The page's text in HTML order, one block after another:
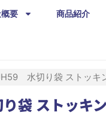
要 商品紹介
水切り袋 ストッキ
袋 ストッキ